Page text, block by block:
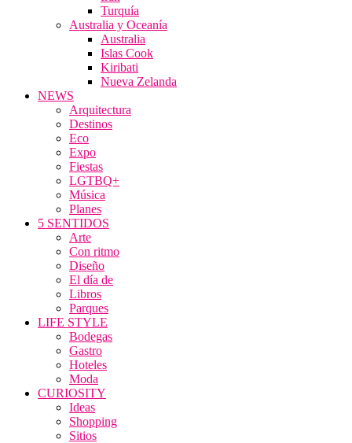
Turquía
Australia y Oceanía
Australia
Islas Cook
Kiribati
Nueva Zelanda
NEWS
Arquitectura
Destinos
Eco
Expo
Fiestas
LGTBQ+
Música
Planes
5 SENTIDOS
Arte
Con ritmo
Diseño
El día de
Libros
Parques
LIFE STYLE
Bodegas
Gastro
Hoteles
Moda
CURIOSITY
Ideas
Shopping
Sitios